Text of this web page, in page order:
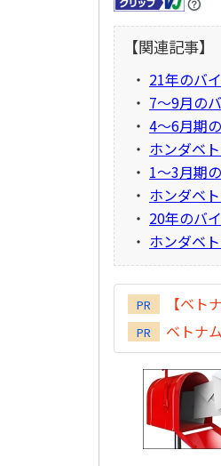
【関連記事】
・ 21年のバ
・ 7～9月の
・ 4～6月期
・ ホンダベ
・ 1～3月期
・ ホンダベ
・ 20年のバ
・ ホンダベ
PR 【ベ
PR ベトナ